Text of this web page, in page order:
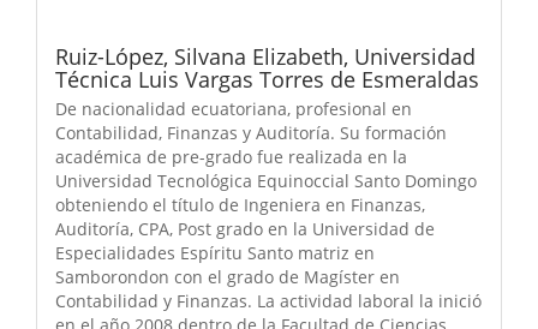
Ruiz-López, Silvana Elizabeth, Universidad
Técnica Luis Vargas Torres de Esmeraldas
De nacionalidad ecuatoriana, profesional en
Contabilidad, Finanzas y Auditoría. Su formación
académica de pre-grado fue realizada en la
Universidad Tecnológica Equinoccial Santo Domingo
obteniendo el título de Ingeniera en Finanzas,
Auditoría, CPA, Post grado en la Universidad de
Especialidades Espíritu Santo matriz en
Samborondon con el grado de Magíster en
Contabilidad y Finanzas. La actividad laboral la inició
en el año 2008 dentro de la Facultad de Ciencias